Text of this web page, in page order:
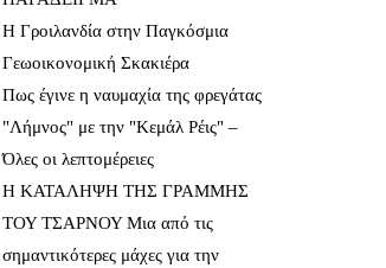
Η Γροιλανδία στην Παγκόσμια
Γεωοικονομική Σκακιέρα
Πως έγινε η ναυμαχία της φρεγάτας
"Λήμνος" με την "Κεμάλ Ρέις" –
Όλες οι λεπτομέρειες
Η ΚΑΤΑΛΗΨΗ ΤΗΣ ΓΡΑΜΜΗΣ
ΤΟΥ ΤΣΑΡΝΟΥ Μια από τις
σημαντικότερες μάχες για την